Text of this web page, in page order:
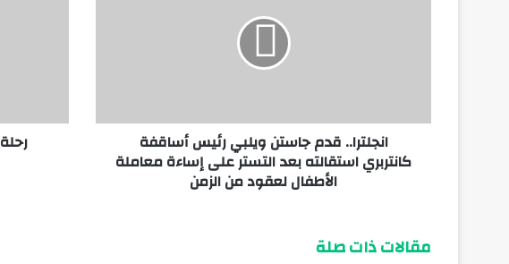
*إيهاب توفيق يفتتح موسم الصيف بسهرة مميزة في «كايرو
أبريل 3, 2026
فريد يطرح أحدث أغانيه «متسيبش إيديا» عبر اليوتيوب
انجلترا.. قدم جاستن ويلبي رئيس أساقفة
كانتربري استقالته بعد التستر على إساءة معاملة
الأطفال لعقود من الزمن
مقالات ذات صلة